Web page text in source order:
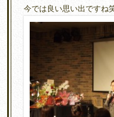
今では良い思い出ですね